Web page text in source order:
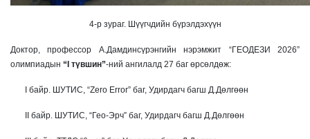
4-р зураг. Шүүгчдийн бүрэлдэхүүн
Доктор, профессор А.Дамдинсүрэнгийн нэрэмжит “ГЕОДЕЗИ 2026”
олимпиадын “I түвшин”-ний ангилалд 27 баг өрсөлдөж:
I байр. ШУТИС, “Zero Error” баг, Удирдагч багш Д.Дөлгөөн
II байр. ШУТИС, “Гео-Эрч” баг, Удирдагч багш Д.Дөлгөөн